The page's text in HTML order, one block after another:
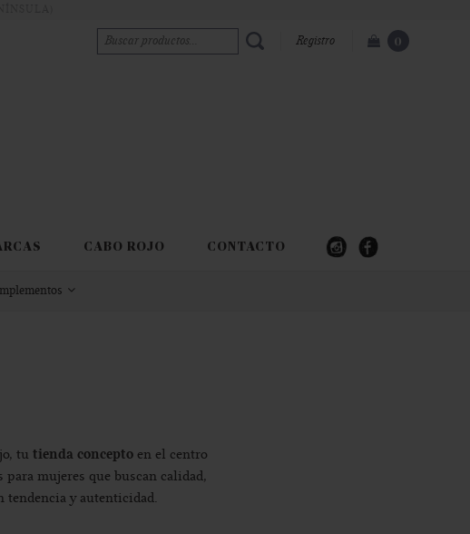
Registro 0
CABO ROJO CONTACTO
tu tienda concepto en el centro
para mujeres que buscan calidad,
tendencia y autenticidad.